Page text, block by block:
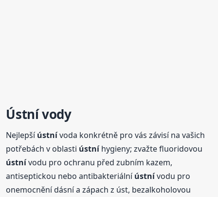
Ústní vody
Nejlepšíústnívoda konkrétně pro vás závisí na vašich
potřebách v oblasti ústníhygieny; zvažte fluoridovou
ústnívodu pro ochranu před zubním kazem,
antiseptickou nebo antibakteriálníústnívodu pro
onemocnění dásní a zápach z úst, bezalkoholovou